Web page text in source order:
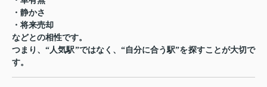
・静かさ
・将来売却
などとの相性です。
つまり、“人気駅”ではなく、“自分に合う駅”を探すことが大切で
す。